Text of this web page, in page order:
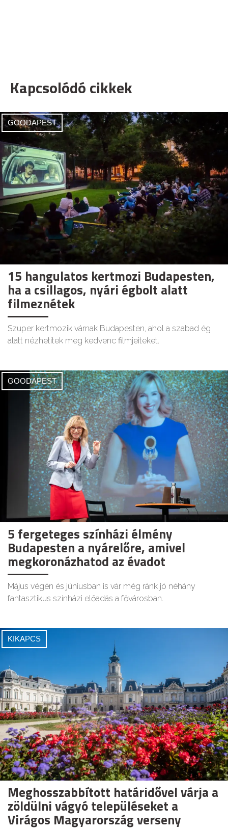
Kapcsolódó cikkek
GOODAPEST
15 hangulatos kertmozi Budapesten,
ha a csillagos, nyári égbolt alatt
filmeznétek
Szuper kertmozik várnak Budapesten, ahol a szabad ég
alatt nézhetitek meg kedvenc filmjeiteket.
GOODAPEST
5 fergeteges színházi élmény
Budapesten a nyárelőre, amivel
megkoronázhatod az évadot
Május végén és júniusban is vár még ránk jó néhány
fantasztikus színházi előadás a fővárosban.
KIKAPCS
Meghosszabbított határidővel várja a
zöldülni vágyó településeket a
Virágos Magyarország verseny